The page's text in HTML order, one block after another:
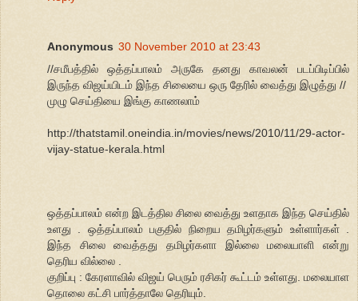
Anonymous 30 November 2010 at 23:43
//சமீபத்தில் ஒத்தப்பாலம் அருகே தனது காவலன் படப்பிடிப்பில்
இருந்த விஜய்யிடம் இந்த சிலையை ஒரு தேரில் வைத்து இழுத்து //
முழு செய்தியை இங்கு காணலாம்
http://thatstamil.oneindia.in/movies/news/2010/11/29-actor-
vijay-statue-kerala.html
ஒத்தப்பாலம் என்ற இடத்தில சிலை வைத்து உளதாக இந்த செய்தில்
உளது . ஒத்தப்பாலம் பகுதில் நிறைய தமிழர்களும் உள்ளார்கள் .
இந்த சிலை வைத்தது தமிழர்களா இல்லை மலையாளி என்று
தெரிய வில்லை .
குறிப்பு : கேரளாவில் விஜய் பெரும் ரசிகர் கூட்டம் உள்ளது. மலையாள
தொலை கட்சி பார்த்தாலே தெரியும்.